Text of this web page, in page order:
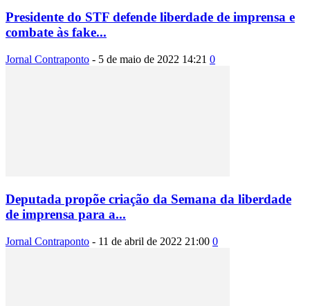
Presidente do STF defende liberdade de imprensa e
combate às fake...
Jornal Contraponto - 5 de maio de 2022 14:21 0
Deputada propõe criação da Semana da liberdade
de imprensa para a...
Jornal Contraponto - 11 de abril de 2022 21:00 0